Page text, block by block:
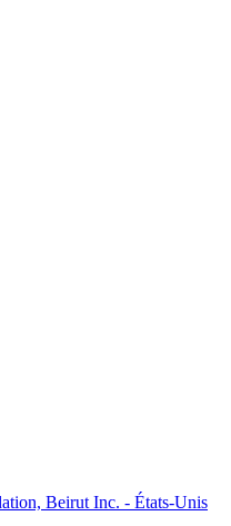
Beirut Inc. - États-Unis